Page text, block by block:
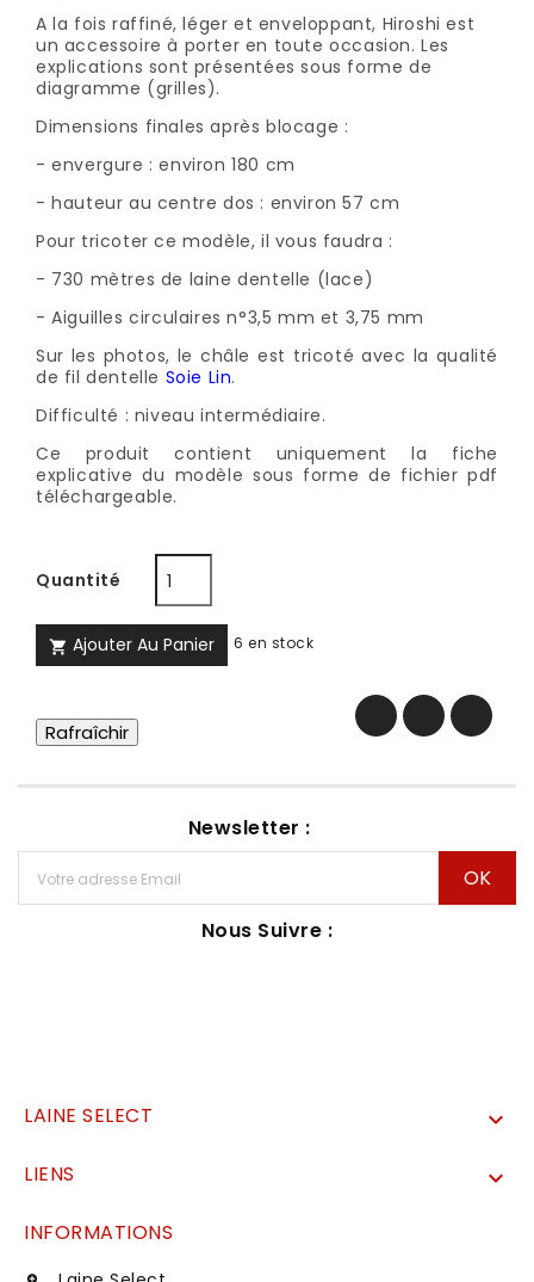
A la fois raffiné, léger et enveloppant, Hiroshi est
un accessoire à porter en toute occasion. Les
explications sont présentées sous forme de
diagramme (grilles).
Dimensions finales après blocage :
- envergure : environ 180 cm
- hauteur au centre dos : environ 57 cm
Pour tricoter ce modèle, il vous faudra :
- 730 mètres de laine dentelle (lace)
- Aiguilles circulaires n°3,5 mm et 3,75 mm
Sur les photos, le châle est tricoté avec la qualité
de fil dentelle Soie Lin.
Difficulté : niveau intermédiaire.
Ce produit contient uniquement la fiche
explicative du modèle sous forme de fichier pdf
téléchargeable.
Quantité
 Ajouter Au Panier 6 en stock
Newsletter :
Nous Suivre :
LAINE SELECT 
LIENS 
INFORMATIONS